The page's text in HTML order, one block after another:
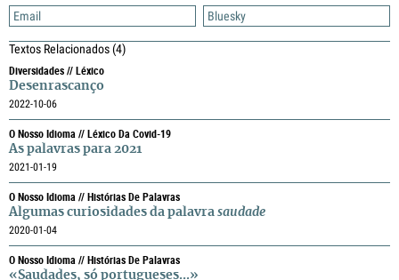
Email
Bluesky
Textos Relacionados(4)
Diversidades // Léxico
Desenrascanço
2022-10-06
O Nosso Idioma // Léxico Da Covid-19
As palavras para 2021
2021-01-19
O Nosso Idioma // Histórias De Palavras
Algumas curiosidades da palavra saudade
2020-01-04
O Nosso Idioma // Histórias De Palavras
«Saudades, só portugueses...»